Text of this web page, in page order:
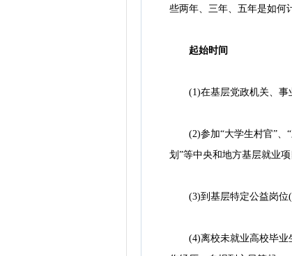
些两年、三年、五年是如何
起始时间
(1)在基层党政机关、事业
(2)参加“大学生村官”、“
划”等中央和地方基层就业
(3)到基层特定公益岗位(
(4)离校未就业高校毕业生